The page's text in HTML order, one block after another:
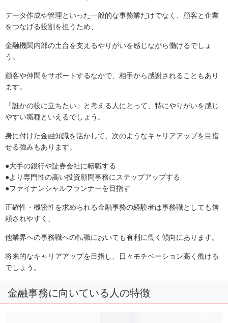
データ作成や管理といった一般的な事務業だけでなく、顧客と企業
をつなげる役割を担うため、
金融機関内部の土台を支えるやりがいを感じながら働けるでしょ
う。
顧客や仲間をサポートするなかで、相手から感謝されることもあり
ます。
「誰かの役に立ちたい」と考える人にとって、特にやりがいを感じ
やすい職種といえるでしょう。
身に付けた金融知識を活かして、次のようなキャリアアップを目指
せる強みもあります。
●大手の銀行や証券会社に転職する
●より専門性の高い投資顧問事務にステップアップする
●ファイナンシャルプランナーを目指す
正確性・機密性を求められる金融事務の経験者は事務職としても信
頼されやすく、
他業界への事務職への転職においても有利に働く傾向にあります。
将来的なキャリアアップを目指し、日々モチベーション高く働ける
でしょう。
金融事務に向いている人の特徴